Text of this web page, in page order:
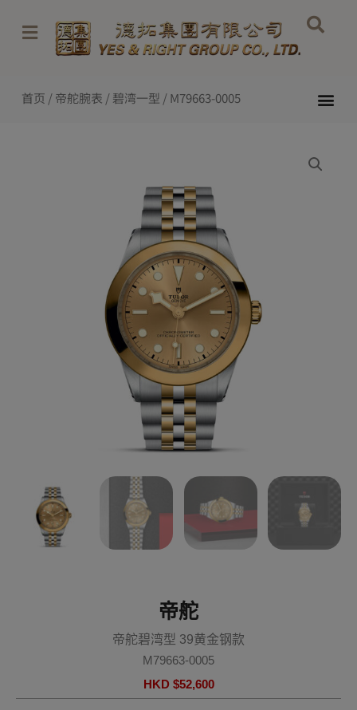
首页 /帝舵腕表 /碧湾一型 / M79663-0005
帝舵
帝舵碧湾型 39黄金钢款
M79663-0005
HKD $52,600